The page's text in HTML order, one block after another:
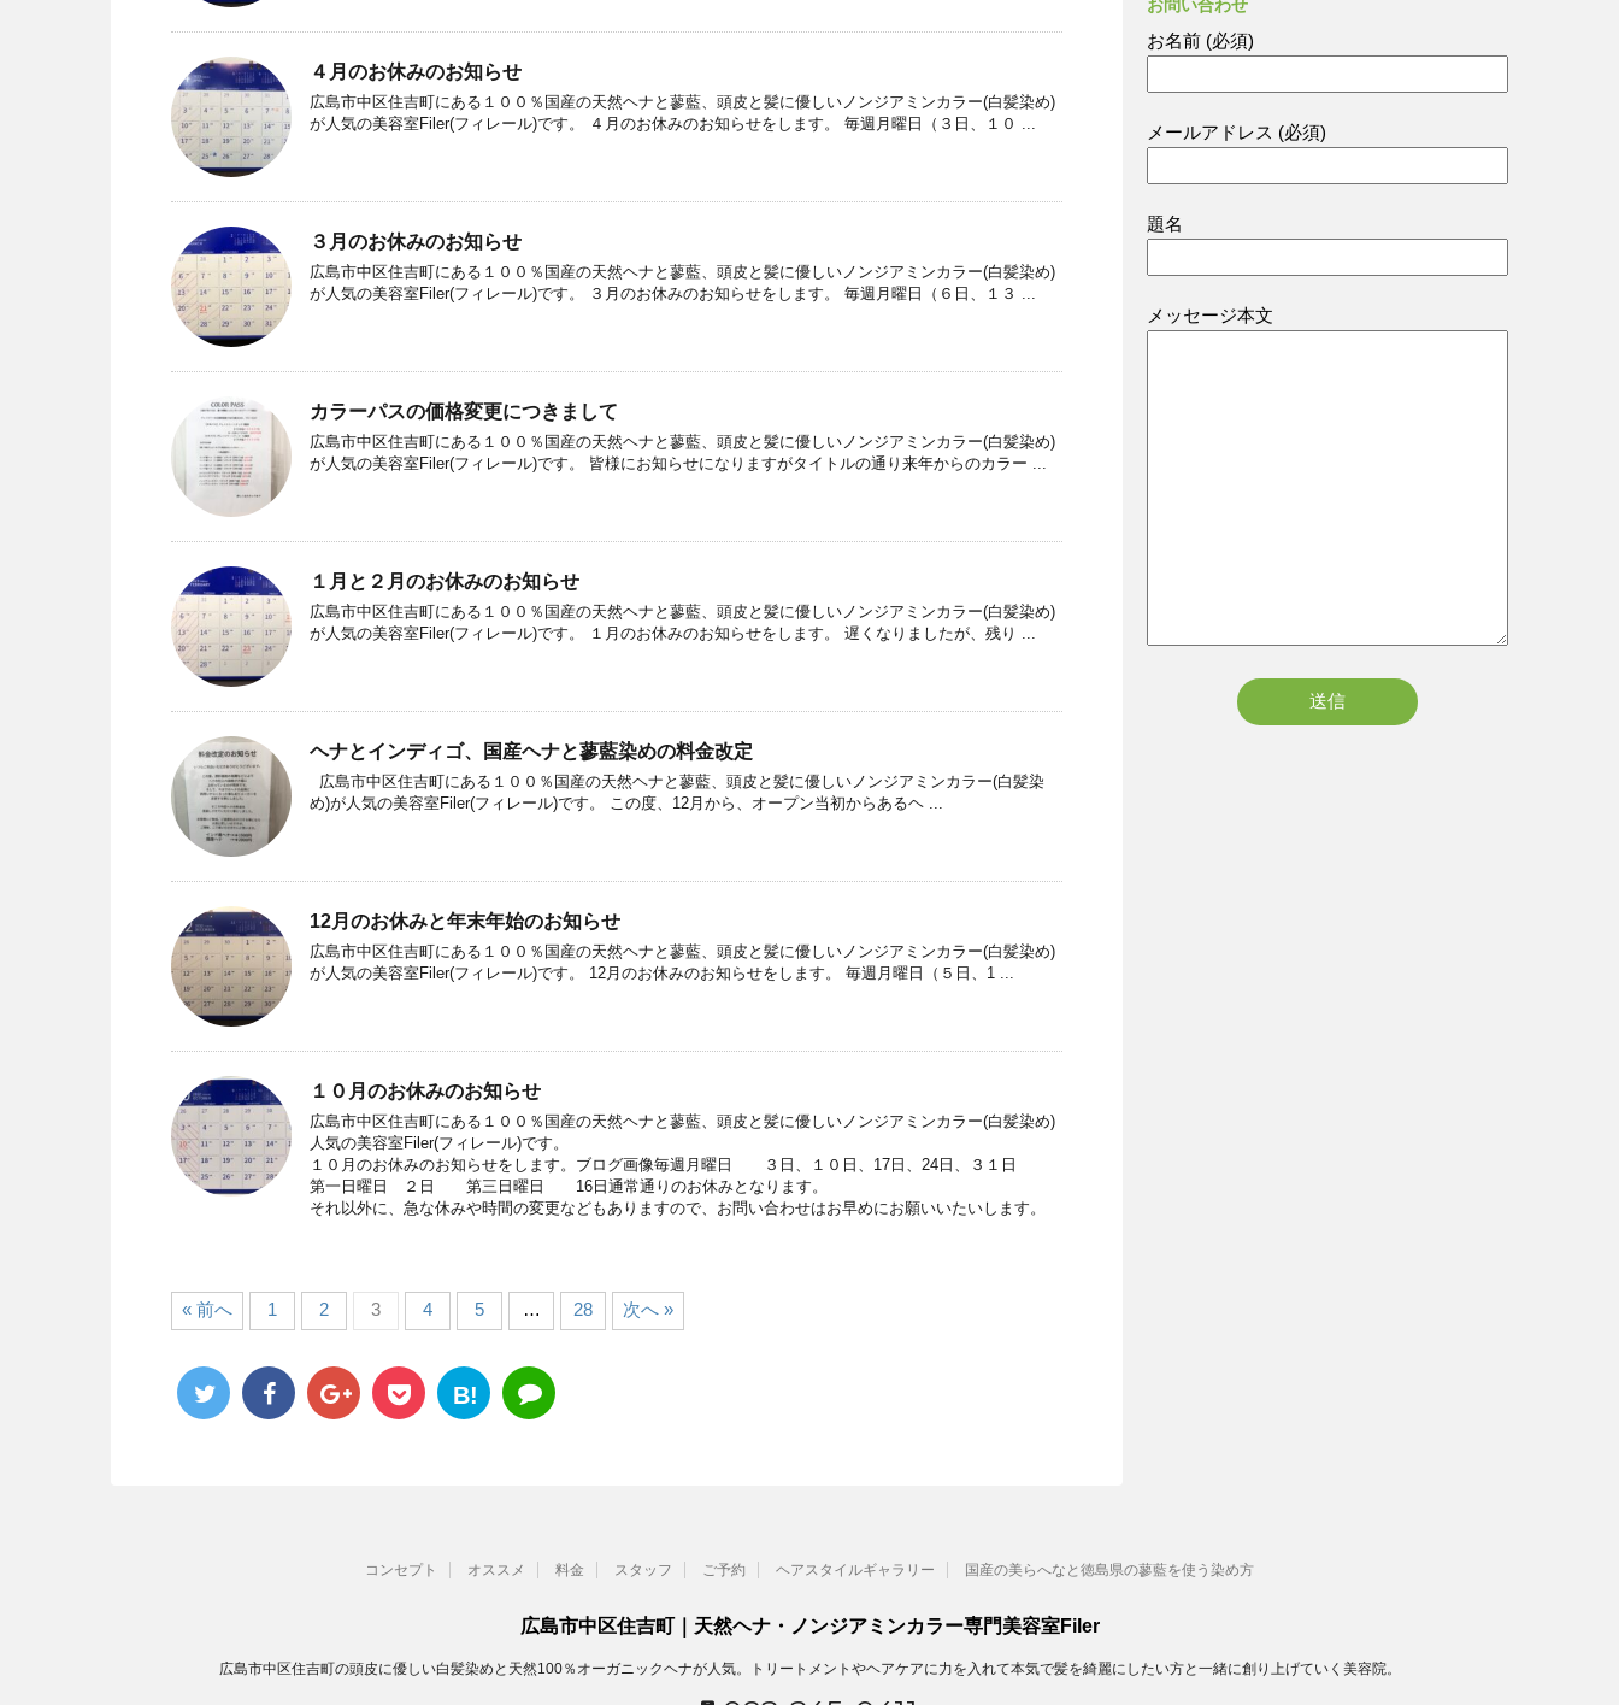
４月のお休みのお知らせ
広島市中区住吉町にある１００％国産の天然ヘナと蓼藍、頭皮と髪に優しいノンジアミンカラー(白髪染め)
が人気の美容室Filer(フィレール)です。 ４月のお休みのお知らせをします。 毎週月曜日（３日、１０ ...
３月のお休みのお知らせ
広島市中区住吉町にある１００％国産の天然ヘナと蓼藍、頭皮と髪に優しいノンジアミンカラー(白髪染め)
が人気の美容室Filer(フィレール)です。 ３月のお休みのお知らせをします。 毎週月曜日（６日、１３ ...
カラーパスの価格変更につきまして
広島市中区住吉町にある１００％国産の天然ヘナと蓼藍、頭皮と髪に優しいノンジアミンカラー(白髪染め)
が人気の美容室Filer(フィレール)です。 皆様にお知らせになりますがタイトルの通り来年からのカラー ...
１月と２月のお休みのお知らせ
広島市中区住吉町にある１００％国産の天然ヘナと蓼藍、頭皮と髪に優しいノンジアミンカラー(白髪染め)
が人気の美容室Filer(フィレール)です。 １月のお休みのお知らせをします。 遅くなりましたが、残り ...
ヘナとインディゴ、国産ヘナと蓼藍染めの料金改定
広島市中区住吉町にある１００％国産の天然ヘナと蓼藍、頭皮と髪に優しいノンジアミンカラー(白髪染
め)が人気の美容室Filer(フィレール)です。 この度、12月から、オープン当初からあるヘ ...
12月のお休みと年末年始のお知らせ
広島市中区住吉町にある１００％国産の天然ヘナと蓼藍、頭皮と髪に優しいノンジアミンカラー(白髪染め)
が人気の美容室Filer(フィレール)です。 12月のお休みのお知らせをします。 毎週月曜日（５日、1 ...
１０月のお休みのお知らせ
広島市中区住吉町にある１００％国産の天然ヘナと蓼藍、頭皮と髪に優しいノンジアミンカラー(白髪染め)
人気の美容室Filer(フィレール)です。
１０月のお休みのお知らせをします。ブログ画像毎週月曜日 ３日、１０日、17日、24日、３１日
第一日曜日 ２日 第三日曜日 16日通常通りのお休みとなります。
それ以外に、急な休みや時間の変更などもありますので、お問い合わせはお早めにお願いいたいします。
« 前へ 1 2 3 4 5 … 28 次へ »
B!
お問い合わせ
お名前 (必須)
メールアドレス (必須)
題名
メッセージ本文
コンセプト オススメ 料金 スタッフ ご予約 ヘアスタイルギャラリー 国産の美らへなと徳島県の蓼藍を使う染め方
広島市中区住吉町｜天然ヘナ・ノンジアミンカラー専門美容室Filer
広島市中区住吉町の頭皮に優しい白髪染めと天然100％オーガニックヘナが人気。トリートメントやヘアケアに力を入れて本気で髪を綺麗にしたい方と一緒に創り上げていく美容院。